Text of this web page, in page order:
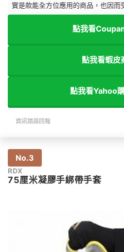
實是款能全方位應用的商品，也因而
點我看
點我看蝦皮
點我看Yahoo
資訊錯誤回報
No.3
RDX
75厘米凝膠手綁帶手套